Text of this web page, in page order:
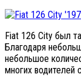
Fiat 126 City был
Благодаря
небольшое
многих